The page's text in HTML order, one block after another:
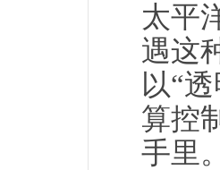
太平
遇这
以“
算控
手里